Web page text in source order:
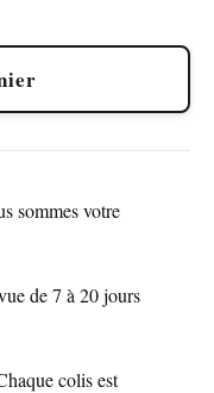
sommes votre
de 7 à 20 jours
colis est